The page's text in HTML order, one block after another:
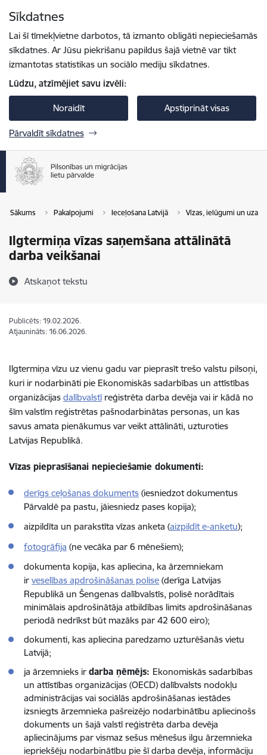
Sīkdatnes
Lai šī tīmekļvietne darbotos, tā izmanto obligāti nepieciešamās
sīkdatnes. Ar Jūsu piekrišanu papildus šajā vietnē var tikt
izmantotas statistikas un sociālo mediju sīkdatnes.
Lūdzu, atzīmējiet savu izvēli:
Noraidīt Apstiprināt visas
Pārvaldīt sīkdatnes
Sākums Pakalpojumi Ieceļošana Latvijā Vīzas, ielūgumi un
Ilgtermiņa vīzas saņemšana attālinātā
darba veikšanai
Atskaņot tekstu
Publicēts: 19.02.2026.
Atjaunināts: 16.06.2026.
Ilgtermiņa vīzu uz vienu gadu var pieprasīt trešo valstu pilsoņi,
kuri ir nodarbināti pie Ekonomiskās sadarbības un attīstības
organizācijas dalībvalstīreģistrēta darba devēja vai ir kādā no
šīm valstīm reģistrētas pašnodarbinātas personas, un kas
savus amata pienākumus var veikt attālināti, uzturoties
Latvijas Republikā.
Vīzas pieprasīšanai nepieciešamie dokumenti:
derīgs ceļošanas dokuments (iesniedzot dokumentus
Pārvaldē pa pastu, jāiesniedz pases kopija);
aizpildīta un parakstīta vīzas anketa (aizpildīt e-anketu);
fotogrāfija (ne vecāka par 6 mēnešiem);
dokumenta kopija, kas apliecina, ka ārzemniekam
ir veselības apdrošināšanas polise (derīga Latvijas
Republikā un Šengenas dalībvalstīs, polisē norādītais
minimālais apdrošinātāja atbildības limits apdrošinā­šanas
periodā nedrīkst būt mazāks par 42 600 eiro);
dokumenti, kas apliecina paredzamo uzturēšanās vietu
Latvijā;
ja ārzemnieks ir darba ņēmējs: Ekonomiskās sadarbības
un attīstības organizācijas (OECD) dalībvalsts nodokļu
administrācijas vai sociālās apdrošināšanas iestādes
izsniegts ārzemnieka pašreizējo nodarbinātību apliecinošs
dokuments un šajā valstī reģistrēta darba devēja
apliecinājums par vismaz sešus mēnešus ilgu ārzemnieka
iepriekšēju nodarbinātību pie šī darba devēja, informāciju